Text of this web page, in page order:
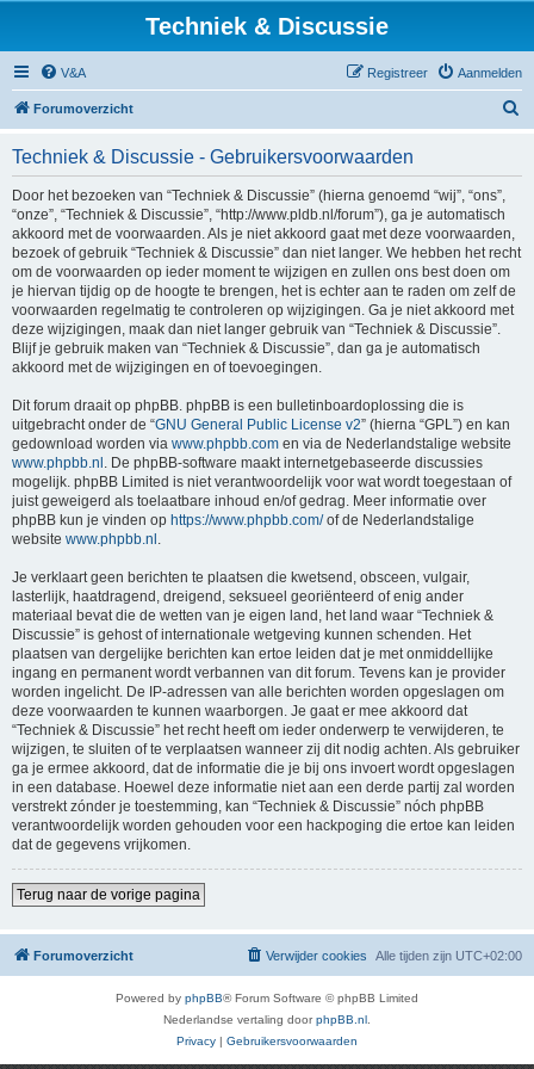
Techniek & Discussie
V&A Aanmelden
Registreer
Forumoverzicht
Techniek & Discussie - Gebruikersvoorwaarden
Door het bezoeken van “Techniek & Discussie” (hierna genoemd “wij”, “ons”,
“onze”, “Techniek & Discussie”, “http://www.pldb.nl/forum”), ga je automatisch
akkoord met de voorwaarden. Als je niet akkoord gaat met deze voorwaarden,
bezoek of gebruik “Techniek & Discussie” dan niet langer. We hebben het recht
om de voorwaarden op ieder moment te wijzigen en zullen ons best doen om
je hiervan tijdig op de hoogte te brengen, het is echter aan te raden om zelf de
voorwaarden regelmatig te controleren op wijzigingen. Ga je niet akkoord met
deze wijzigingen, maak dan niet langer gebruik van “Techniek & Discussie”.
Blijf je gebruik maken van “Techniek & Discussie”, dan ga je automatisch
akkoord met de wijzigingen en of toevoegingen.
Dit forum draait op phpBB. phpBB is een bulletinboardoplossing die is
uitgebracht onder de “GNU General Public License v2” (hierna “GPL”) en kan
gedownload worden via www.phpbb.com en via de Nederlandstalige website
www.phpbb.nl . De phpBB-software maakt internetgebaseerde discussies
mogelijk. phpBB Limited is niet verantwoordelijk voor wat wordt toegestaan of
juist geweigerd als toelaatbare inhoud en/of gedrag. Meer informatie over
phpBB kun je vinden op https://www.phpbb.com/of de Nederlandstalige
website www.phpbb.nl .
Je verklaart geen berichten te plaatsen die kwetsend, obsceen, vulgair,
lasterlijk, haatdragend, dreigend, seksueel georiënteerd of enig ander
materiaal bevat die de wetten van je eigen land, het land waar “Techniek &
Discussie” is gehost of internationale wetgeving kunnen schenden. Het
plaatsen van dergelijke berichten kan ertoe leiden dat je met onmiddellijke
ingang en permanent wordt verbannen van dit forum. Tevens kan je provider
worden ingelicht. De IP-adressen van alle berichten worden opgeslagen om
deze voorwaarden te kunnen waarborgen. Je gaat er mee akkoord dat
“Techniek & Discussie” het recht heeft om ieder onderwerp te verwijderen, te
wijzigen, te sluiten of te verplaatsen wanneer zij dit nodig achten. Als gebruiker
ga je ermee akkoord, dat de informatie die je bij ons invoert wordt opgeslagen
in een database. Hoewel deze informatie niet aan een derde partij zal worden
verstrekt zónder je toestemming, kan “Techniek & Discussie” nóch phpBB
verantwoordelijk worden gehouden voor een hackpoging die ertoe kan leiden
dat de gegevens vrijkomen.
Terug naar de vorige pagina
Forumoverzicht Alle tijden zijn UTC+02:00
Verwijder cookies
Powered by phpBB® Forum Software © phpBB Limited
Nederlandse vertaling doorphpBB.nl
Privacy | Gebruikersvoorwaarden